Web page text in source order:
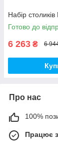
Набір
Готово до
6 263 ₴ 6
Про нас
100%
Працює